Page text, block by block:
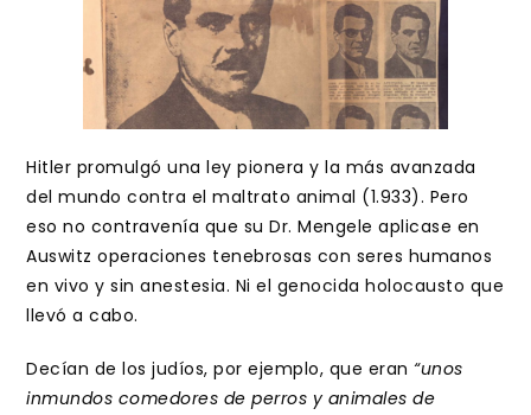
Hitler promulgó una ley pionera y la más avanzada
del mundo contra el maltrato animal (1.933). Pero
eso no contravenía que su Dr. Mengele aplicase en
Auswitz operaciones tenebrosas con seres humanos
en vivo y sin anestesia. Ni el genocida holocausto que
llevó a cabo.
Decían de los judíos, por ejemplo, que eran“unos
inmundos comedores de perros y animales de